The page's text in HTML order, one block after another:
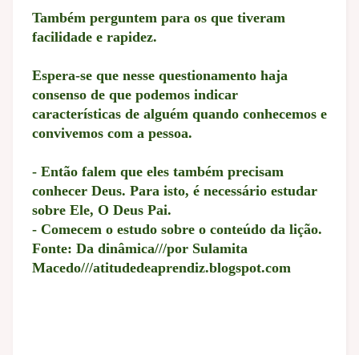
Também perguntem para os que tiveram
facilidade e rapidez.
Espera-se que nesse questionamento haja
consenso de que podemos indicar
características de alguém quando conhecemos e
convivemos com a pessoa.
- Então falem que eles também precisam
conhecer Deus. Para isto, é necessário estudar
sobre Ele, O Deus Pai.
- Comecem o estudo sobre o conteúdo da lição.
Fonte: Da dinâmica///por Sulamita
Macedo///atitudedeaprendiz.blogspot.com